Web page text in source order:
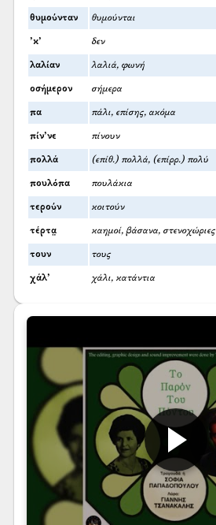
θυμούνταν θυμούνται
’κ’ δεν
λαλίαν λαλιά, φωνή
οσήμερον σήμερα
πα πάλι, επίσης, ακόμα
πίν’νε πίνουν
πολλά (επίθ.) πολλά, (επίρρ.) πολύ
πουλόπα πουλάκια
τερούν κοιτούν
τέρτα̤ καημοί, βάσανα, στενοχώριες
τουν τους
χάλ’ χάλι, κατάντια